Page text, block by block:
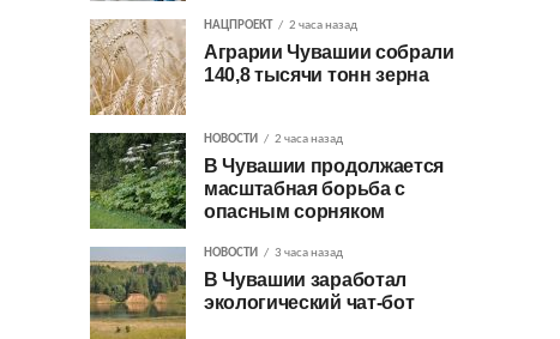
НАЦПРОЕКТ 2 часа назад
Аграрии Чувашии собрали
140,8 тысячи тонн зерна
НОВОСТИ 2 часа назад
В Чувашии продолжается
масштабная борьба с
опасным сорняком
НОВОСТИ 3 часа назад
В Чувашии заработал
экологический чат-бот